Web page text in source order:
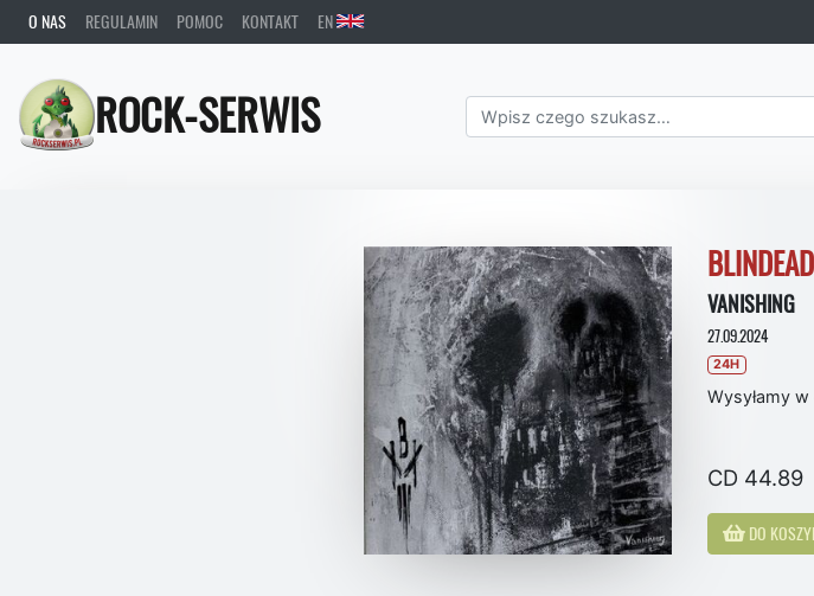
O NAS REGULAMIN POMOC KONTAKT EN
ROCK-SERWIS
VANISHING
27.09.2024
24H
Wysyłamy
CD 44.89
DO